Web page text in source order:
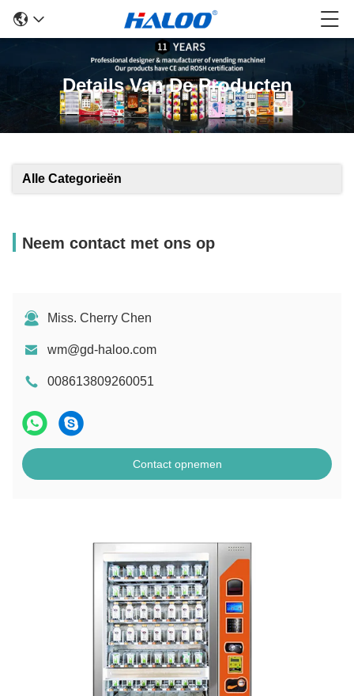
Details Van De Producten
Alle Categorieën
Neem contact met ons op
Miss. Cherry Chen
wm@gd-haloo.com
008613809260051
Contact opnemen